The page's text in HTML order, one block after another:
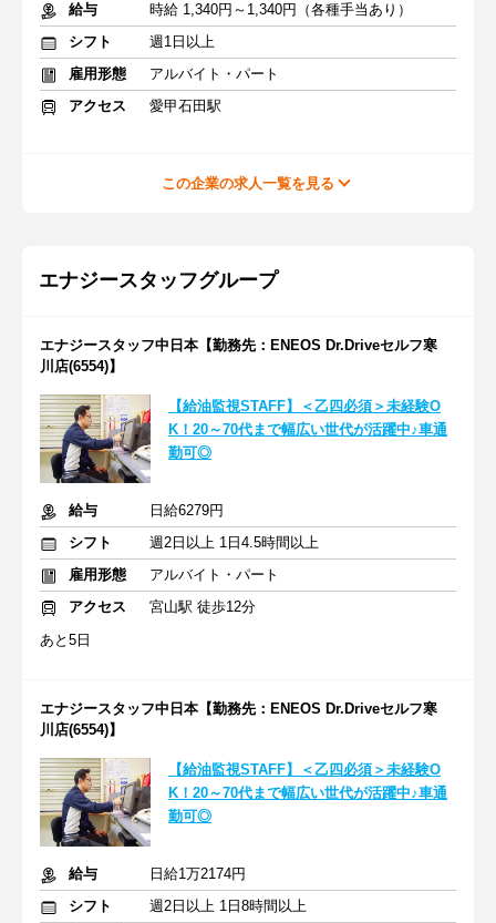
給与
時給 1,340円～1,340円（各種手当あり）
シフト
週1日以上
雇用形態
アルバイト・パート
アクセス
愛甲石田駅
この企業の求人一覧を見る
エナジースタッフグループ
エナジースタッフ中日本【勤務先：ENEOS Dr.Driveセルフ寒
川店(6554)】
【給油監視STAFF】＜乙四必須＞未経験O
K！20～70代まで幅広い世代が活躍中♪車通
勤可◎
給与
日給6279円
シフト
週2日以上 1日4.5時間以上
雇用形態
アルバイト・パート
アクセス
宮山駅 徒歩12分
あと5日
エナジースタッフ中日本【勤務先：ENEOS Dr.Driveセルフ寒
川店(6554)】
【給油監視STAFF】＜乙四必須＞未経験O
K！20～70代まで幅広い世代が活躍中♪車通
勤可◎
給与
日給1万2174円
シフト
週2日以上 1日8時間以上